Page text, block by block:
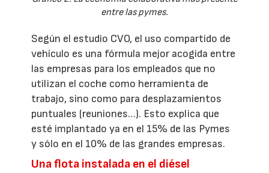
entre las pymes.
Según el estudio CVO, el uso compartido de
vehículo es una fórmula mejor acogida entre
las empresas para los empleados que no
utilizan el coche como herramienta de
trabajo, sino como para desplazamientos
puntuales (reuniones…). Esto explica que
esté implantado ya en el 15% de las Pymes
y sólo en el 10% de las grandes empresas.
Una flota instalada en el diésel